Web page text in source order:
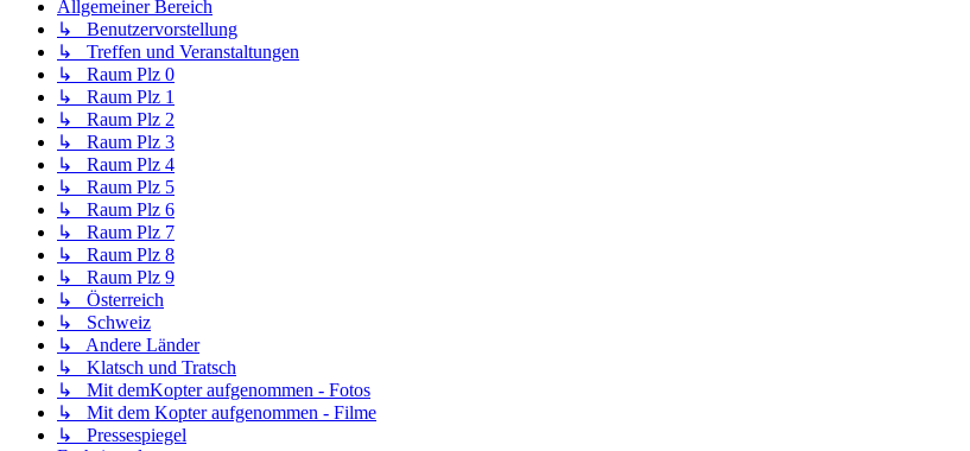
Allgemeiner Bereich
↳ Benutzervorstellung
↳ Treffen und Veranstaltungen
↳ Raum Plz 0
↳ Raum Plz 1
↳ Raum Plz 2
↳ Raum Plz 3
↳ Raum Plz 4
↳ Raum Plz 5
↳ Raum Plz 6
↳ Raum Plz 7
↳ Raum Plz 8
↳ Raum Plz 9
↳ Österreich
↳ Schweiz
↳ Andere Länder
↳ Klatsch und Tratsch
↳ Mit demKopter aufgenommen - Fotos
↳ Mit dem Kopter aufgenommen - Filme
↳ Pressespiegel